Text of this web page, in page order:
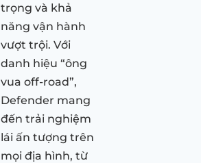
trọng và khả
năng vận hành
vượt trội. Với
danh hiệu “ông
vua off-road”,
Defender mang
đến trải nghiệm
lái ấn tượng trên
mọi địa hình, từ